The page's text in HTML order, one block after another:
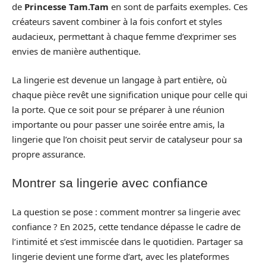
de Princesse Tam.Tam en sont de parfaits exemples. Ces
créateurs savent combiner à la fois confort et styles
audacieux, permettant à chaque femme d’exprimer ses
envies de manière authentique.
La lingerie est devenue un langage à part entière, où
chaque pièce revêt une signification unique pour celle qui
la porte. Que ce soit pour se préparer à une réunion
importante ou pour passer une soirée entre amis, la
lingerie que l’on choisit peut servir de catalyseur pour sa
propre assurance.
Montrer sa lingerie avec confiance
La question se pose : comment montrer sa lingerie avec
confiance ? En 2025, cette tendance dépasse le cadre de
l’intimité et s’est immiscée dans le quotidien. Partager sa
lingerie devient une forme d’art, avec les plateformes